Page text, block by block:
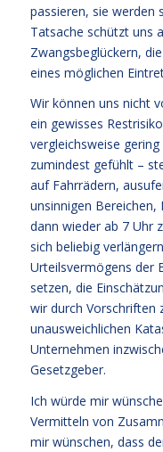
passieren, sie werden
Tatsache schützt uns
Zwangsbeglückern,
eines möglichen
Wir können uns nicht
ein gewisses
vergleichsweise
zumindest gefühlt –
auf Fahrrädern,
unsinnigen Bereichen,
dann wieder ab 7 Uhr
sich beliebig
Urteilsvermögens der
setzen, die
wir durch Vorschriften
unausweichlichen
Unternehmen
Gesetzgeber.
Ich würde mir
Vermitteln von
mir wünschen, dass